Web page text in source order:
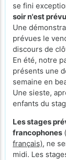
se fini
soir n'est
Une
prévues le
discours de
En été, notre
présents une
semaine en
Une sieste,
enfants du
Les stages
francophones (
français), ne
midi. Les